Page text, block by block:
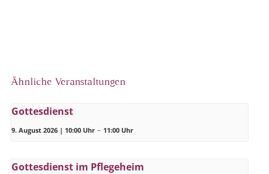
Ähnliche Veranstaltungen
Gottesdienst
9. August 2026 | 10:00 Uhr – 11:00 Uhr
Gottesdienst im Pflegeheim